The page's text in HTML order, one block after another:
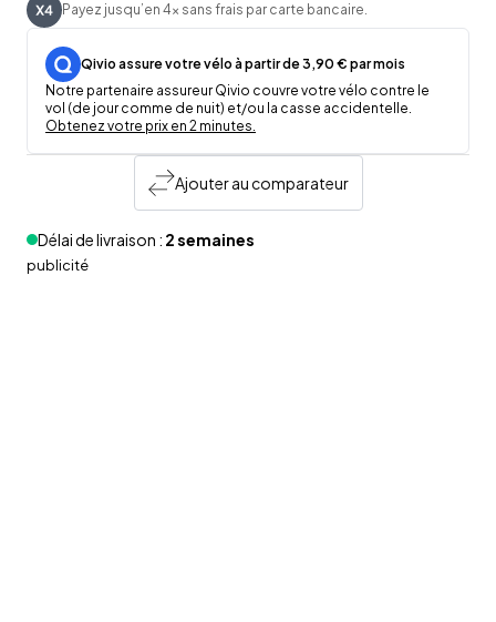
Payez jusqu’en 4x sans frais par carte bancaire.
Qivio assure votre vélo à partir de 3,90 € par mois
Notre partenaire assureur Qivio couvre votre vélo contre le
vol (de jour comme de nuit) et/ou la casse accidentelle.
Obtenez votre prix en 2 minutes.
Ajouter au comparateur
Délai de livraison : 2 semaines
publicité